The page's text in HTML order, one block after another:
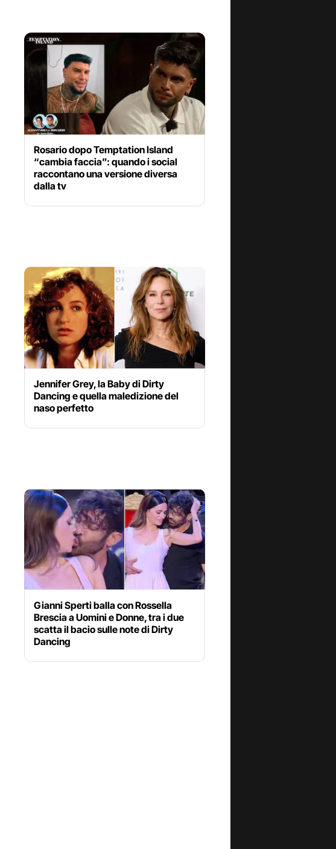
Rosario dopo Temptation Island
“cambia faccia”: quando i social
raccontano una versione diversa
dalla tv
Jennifer Grey, la Baby di Dirty
Dancing e quella maledizione del
naso perfetto
Gianni Sperti balla con Rossella
Brescia a Uomini e Donne, tra i due
scatta il bacio sulle note di Dirty
Dancing